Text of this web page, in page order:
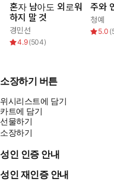
혼자 남아도 외로워
하지 말 것
경민선
4.9(504)
주와
청예
5.0 (
소장하기 버튼
위시리스트에 담기
카트에 담기
선물하기
소장하기
성인 인증 안내
성인 재인증 안내